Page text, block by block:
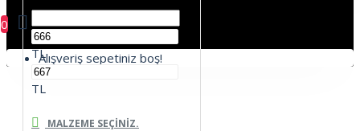
0
Alışveriş sepetiniz boş!
TL
TL
MALZEME SEÇINIZ.